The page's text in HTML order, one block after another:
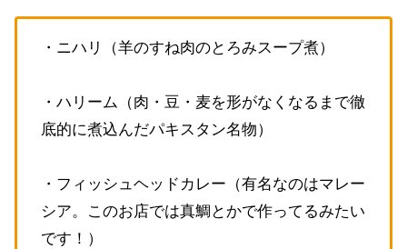
・ニハリ（羊のすね肉のとろみスープ煮）
・ハリーム（肉・豆・麦を形がなくなるまで徹
底的に煮込んだパキスタン名物）
・フィッシュヘッドカレー（有名なのはマレー
シア。このお店では真鯛とかで作ってるみたい
です！）